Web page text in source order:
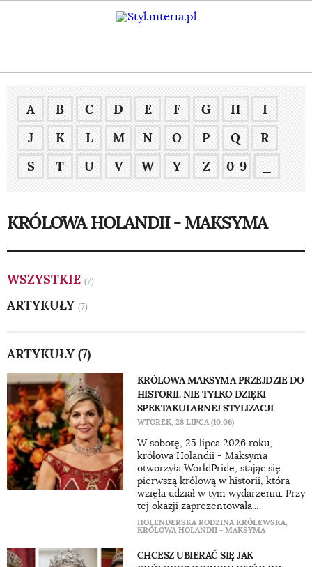
A B C D E F G H
I
J
K L M N O P Q
R
S
T U V W Y Z 0-9
KRÓLOWA HOLANDII - MAKSYMA
WSZYSTKIE (7)
ARTYKUŁY (7)
ARTYKUŁY (7)
KRÓLOWA MAKSYMA PRZEJDZIE DO
HISTORII. NIE TYLKO DZIĘKI
SPEKTAKULARNEJ STYLIZACJI
WTOREK, 28 LIPCA (10:06)
W sobotę, 25 lipca 2026 roku,
królowa Holandii - Maksyma
otworzyła WorldPride, stając się
pierwszą królową w historii, która
wzięła udział w tym wydarzeniu. Przy
tej okazji zaprezentowała...
HOLENDERSKA RODZINA KRÓLEWSKA,
KRÓLOWA HOLANDII - MAKSYMA
CHCESZ UBIERAĆ SIĘ JAK